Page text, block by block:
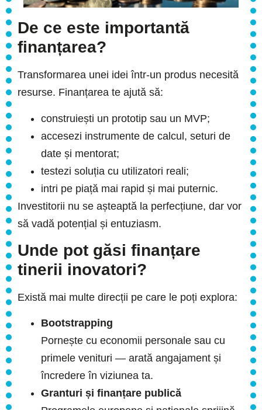
De ce este importantă
finanțarea?
Transformarea unei idei într-un produs necesită
resurse. Finanțarea te ajută să:
construiești un prototip sau un MVP;
accesezi instrumente de calcul, seturi de
date și mentorat;
testezi soluția cu utilizatori reali;
intri pe piață mai rapid și mai puternic.
Investitorii nu se așteaptă la perfecțiune, dar vor
să vadă potențial și entuziasm.
Unde pot găsi finanțare
tinerii inovatori?
Există mai multe direcții pe care le poți explora:
Bootstrapping
Pornește cu economii personale sau cu
primele venituri — arată angajament și
încredere în viziunea ta.
Granturi și finanțare publică